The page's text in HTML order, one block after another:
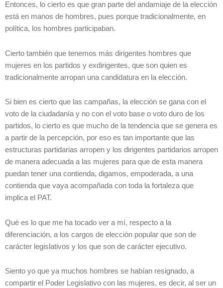
Entonces, lo cierto es que gran parte del andamiaje de la elección
está en manos de hombres, pues porque tradicionalmente, en
política, los hombres participaban.
Cierto también que tenemos más dirigentes hombres que
mujeres en los partidos y exdirigentes, que son quien es
tradicionalmente arropan una candidatura en la elección.
Si bien es cierto que las campañas, la elección se gana con el
voto de la ciudadanía y no con el voto base o voto duro de los
partidos, lo cierto es que mucho de la tendencia que se genera es
a partir de la percepción, por eso es tan importante que las
estructuras partidarias arropen y los dirigentes partidarios arropen
de manera adecuada a las mujeres para que de esta manera
puedan tener una contienda, digamos, empoderada, a una
contienda que vaya acompañada con toda la fortaleza que
implica el PAT.
Qué es lo que me ha tocado ver a mí, respecto a la
diferenciación, a los cargos de elección popular que son de
carácter legislativos y los que son de carácter ejecutivo.
Siento yo que ya muchos hombres se habían resignado, a
compartir el Poder Legislativo con las mujeres, es decir, al ser un